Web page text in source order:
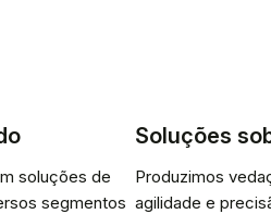
soluções de
segmentos
Soluções
Produzimos
agilidade e